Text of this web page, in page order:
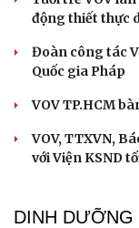
động thiết thực
Đoàn công tác
Quốc gia Pháp
VOV TP.HCM
VOV, TTXVN,
với Viện KSND
DINH